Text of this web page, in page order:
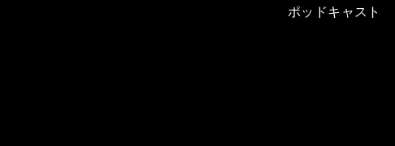
ポッドキャスト